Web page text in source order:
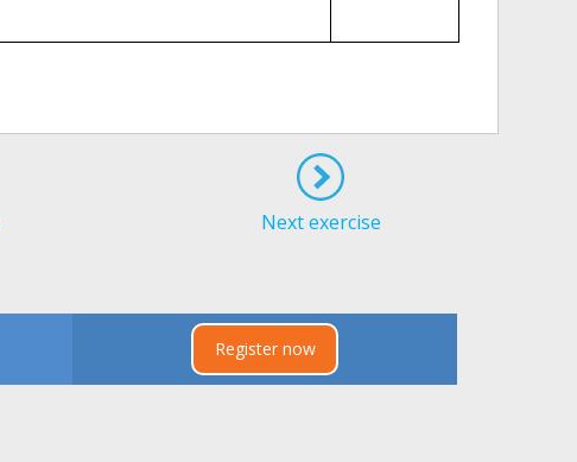
Next exercise
Register now